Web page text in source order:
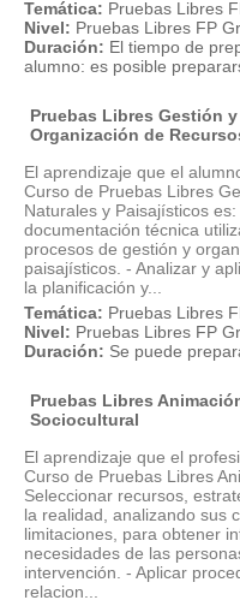
Temática: Pruebas Libres
Nivel: Pruebas Libres FP
Duración: El tiempo de
alumno: es posible
Pruebas Libres Gestión y
Organización de
El aprendizaje que el
Curso de Pruebas Libres
Naturales y Paisajísticos
documentación técnica
procesos de gestión y
paisajísticos. - Analizar y
la planificación y...
Temática: Pruebas Libres
Nivel: Pruebas Libres FP
Duración: Se puede
Pruebas Libres
Sociocultural
El aprendizaje que el
Curso de Pruebas Libres
Seleccionar recursos,
la realidad, analizando sus
limitaciones, para obtener
necesidades de las
intervención. - Aplicar
relacion...